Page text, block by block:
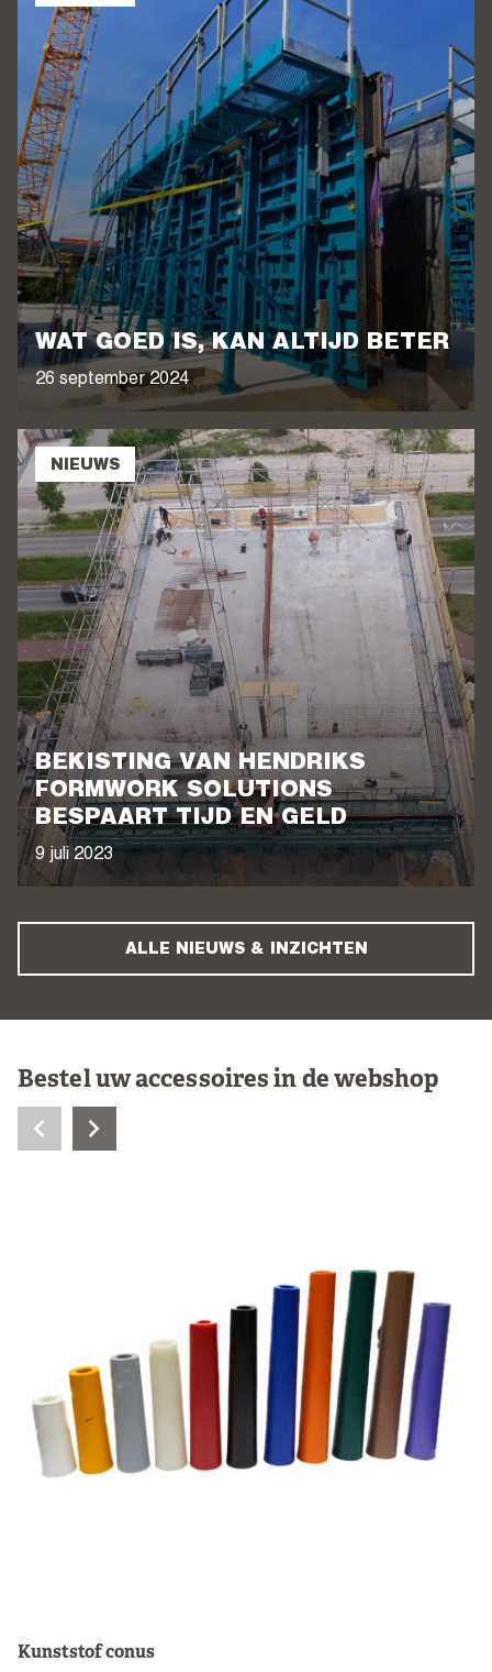
WAT GOED IS, KAN ALTIJD BETER
26 september 2024
NIEUWS
BEKISTING VAN HENDRIKS
FORMWORK SOLUTIONS
BESPAART TIJD EN GELD
9 juli 2023
ALLE NIEUWS & INZICHTEN
Bestel uw accessoires in de webshop
Kunststof conus